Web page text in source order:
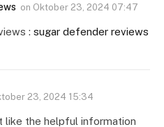
on Oktober 23, 2024 07:47
: sugar defender reviews
23, 2024 15:34
like the helpful information